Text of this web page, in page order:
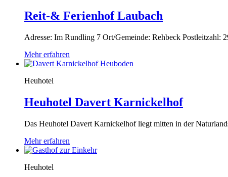
Reit-& Ferienhof Laubach
Adresse: Im Rundling 7 Ort/Gemeinde: Rehbeck Postleitzahl:
Mehr erfahren
Heuhotel
Heuhotel Davert Karnickelhof
Das Heuhotel Davert Karnickelhof liegt mitten in der
Mehr erfahren
Heuhotel